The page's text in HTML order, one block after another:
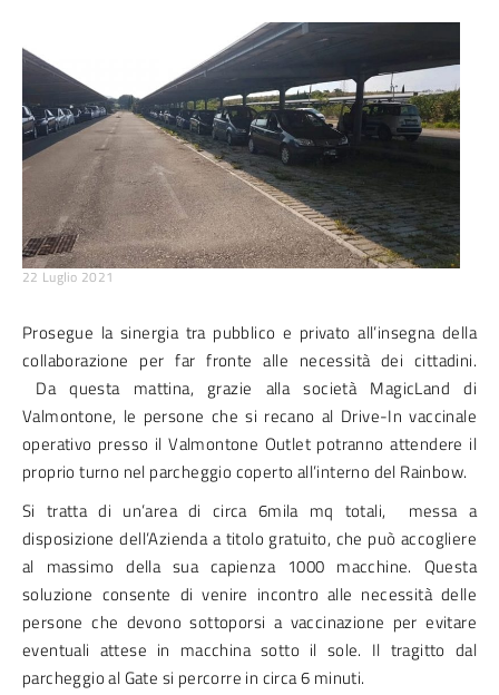
22 Luglio 2021
Prosegue la sinergia tra pubblico e privato all’insegna della
collaborazione per far fronte alle necessità dei cittadini.
Da questa mattina, grazie alla società MagicLand di
Valmontone, le persone che si recano al Drive-In vaccinale
operativo presso il Valmontone Outlet potranno attendere il
proprio turno nel parcheggio coperto all’interno del Rainbow.
Si tratta di un’area di circa 6mila mq totali, messa a
disposizione dell’Azienda a titolo gratuito, che può accogliere
al massimo della sua capienza 1000 macchine. Questa
soluzione consente di venire incontro alle necessità delle
persone che devono sottoporsi a vaccinazione per evitare
eventuali attese in macchina sotto il sole. Il tragitto dal
parcheggio al Gate si percorre in circa 6 minuti.